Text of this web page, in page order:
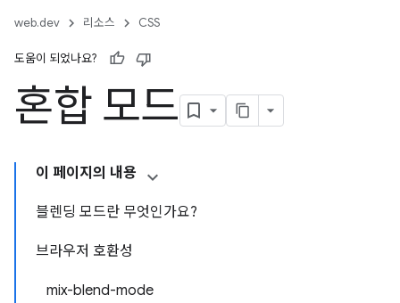
web.dev 리소스 CSS
도움이 되었나요?
혼합 모드
이 페이지의 내용
블렌딩 모드란 무엇인가요?
브라우저 호환성
mix-blend-mode